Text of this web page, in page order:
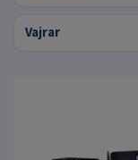
Vajrar